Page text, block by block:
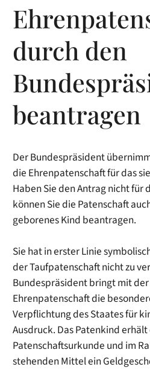
durch den
beantragen
Der Bundespräsident
die Ehrenpatenschaft für das
Haben Sie den Antrag nicht für
können Sie die Patenschaft
geborenes Kind beantragen.
Sie hat in erster Linie
der Taufpatenschaft nicht zu
Bundespräsident bringt mit
Ehrenpatenschaft die
Verpflichtung des Staates für
Ausdruck. Das Patenkind erhält
Patenschaftsurkunde und im
stehenden Mittel ein